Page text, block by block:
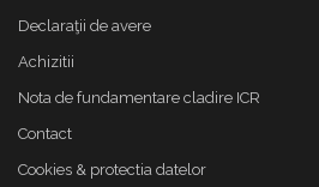
Declaraţii de avere
Achizitii
Nota de fundamentare cladire ICR
Contact
Cookies & protectia datelor